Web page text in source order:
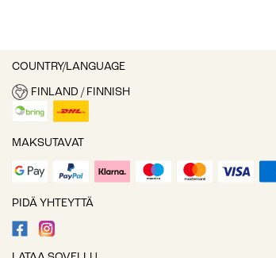
COUNTRY/LANGUAGE
FINLAND / FINNISH
MAKSUTAVAT
PIDÄ YHTEYTTÄ